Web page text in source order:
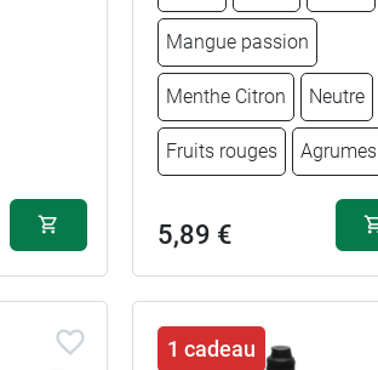
cassis
Mangue passion
Menthe Citron Neutre
Fruits rouges Agrumes
5,89 €
1 cadeau